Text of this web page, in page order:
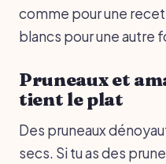
comme pour une
blancs pour une autre
Pruneaux et
tient le plat
Des pruneaux
secs. Si tu as des